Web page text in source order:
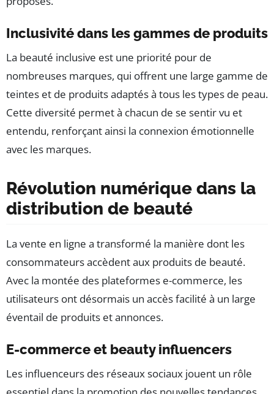
Inclusivité dans les gammes de produits
La beauté inclusive est une priorité pour de
nombreuses marques, qui offrent une large gamme de
teintes et de produits adaptés à tous les types de peau.
Cette diversité permet à chacun de se sentir vu et
entendu, renforçant ainsi la connexion émotionnelle
avec les marques.
Révolution numérique dans la
distribution de beauté
La vente en ligne a transformé la manière dont les
consommateurs accèdent aux produits de beauté.
Avec la montée des plateformes e-commerce, les
utilisateurs ont désormais un accès facilité à un large
éventail de produits et annonces.
E-commerce et beauty influencers
Les influenceurs des réseaux sociaux jouent un rôle